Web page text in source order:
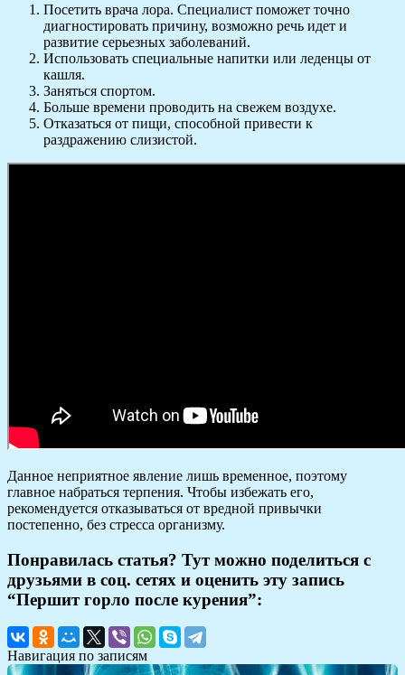
Посетить врача лора. Специалист поможет точно
диагностировать причину, возможно речь идет и
развитие серьезных заболеваний.
Использовать специальные напитки или леденцы от
кашля.
Заняться спортом.
Больше времени проводить на свежем воздухе.
Отказаться от пищи, способной привести к
раздражению слизистой.
Данное неприятное явление лишь временное, поэтому
главное набраться терпения. Чтобы избежать его,
рекомендуется отказываться от вредной привычки
постепенно, без стресса организму.
Понравилась статья? Тут можно поделиться с
друзьями в соц. сетях и оценить эту запись
“Першит горло после курения”:
Навигация по записям